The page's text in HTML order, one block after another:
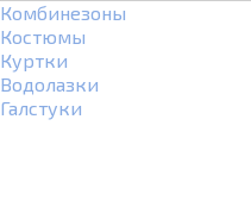
Комбинезоны
Костюмы
Куртки
Водолазки
Галстуки